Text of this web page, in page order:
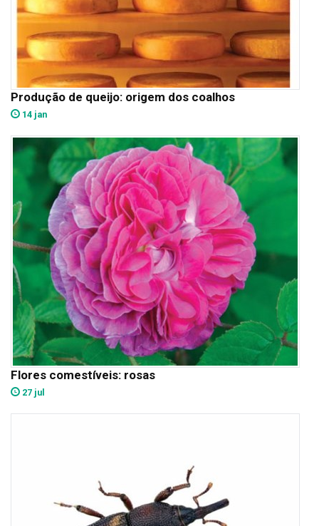
Produção de queijo: origem dos coalhos
14 jan
Flores comestíveis: rosas
27 jul